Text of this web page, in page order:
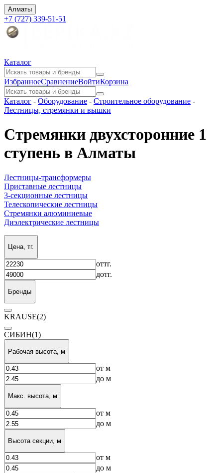
Алматы
+7 (727) 339-51-51
Каталог
ИзбранноеСравнениеВойтиКорзина
Каталог - Оборудование - Строительное оборудование -
Лестницы, стремянки и вышки
Стремянки двухсторонние 1
ступень в Алматы
Лестницы-трансформеры
Приставные лестницы
3-секционные лестницы
Телескопические лестницы
Стремянки алюминиевые
Диэлектрические лестницы
Цена, тг.
оттг.
дотг.
Бренды
KRAUSE(2)
СИБИН(1)
Рабочая высота, м
от м
до м
Макс. высота, м
от м
до м
Высота секции, м
от м
до м